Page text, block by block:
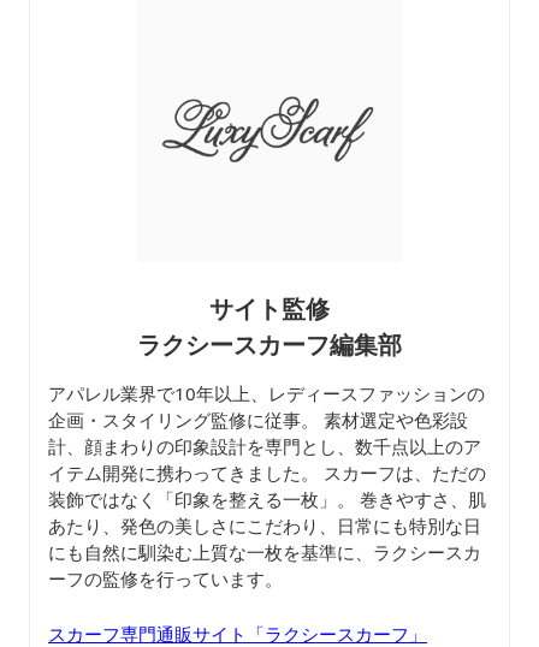
サイト監修
ラクシースカーフ編集部
アパレル業界で10年以上、レディースファッションの
企画・スタイリング監修に従事。 素材選定や色彩設
計、顔まわりの印象設計を専門とし、数千点以上のア
イテム開発に携わってきました。 スカーフは、ただの
装飾ではなく「印象を整える一枚」。 巻きやすさ、肌
あたり、発色の美しさにこだわり、日常にも特別な日
にも自然に馴染む上質な一枚を基準に、ラクシースカ
ーフの監修を行っています。
スカーフ専門通販サイト「ラクシースカーフ」